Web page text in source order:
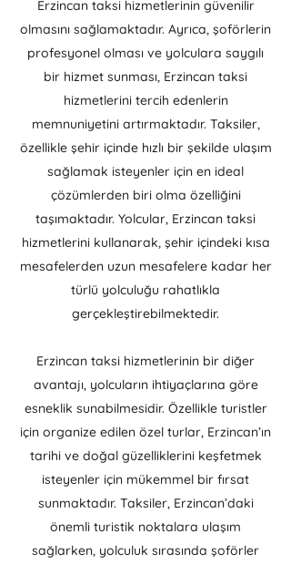
Erzincan taksi hizmetlerinin güvenilir
olmasını sağlamaktadır. Ayrıca, şoförlerin
profesyonel olması ve yolculara saygılı
bir hizmet sunması, Erzincan taksi
hizmetlerini tercih edenlerin
memnuniyetini artırmaktadır. Taksiler,
özellikle şehir içinde hızlı bir şekilde ulaşım
sağlamak isteyenler için en ideal
çözümlerden biri olma özelliğini
taşımaktadır. Yolcular, Erzincan taksi
hizmetlerini kullanarak, şehir içindeki kısa
mesafelerden uzun mesafelere kadar her
türlü yolculuğu rahatlıkla
gerçekleştirebilmektedir.
Erzincan taksi hizmetlerinin bir diğer
avantajı, yolcuların ihtiyaçlarına göre
esneklik sunabilmesidir. Özellikle turistler
için organize edilen özel turlar, Erzincan’ın
tarihi ve doğal güzelliklerini keşfetmek
isteyenler için mükemmel bir fırsat
sunmaktadır. Taksiler, Erzincan’daki
önemli turistik noktalara ulaşım
sağlarken, yolculuk sırasında şoförler